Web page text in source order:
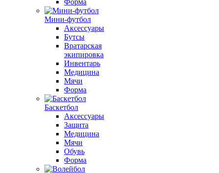
Форма
Мини-футбол
Аксессуары
Бутсы
Вратарская
экипировка
Инвентарь
Медицина
Мячи
Форма
Баскетбол
Аксессуары
Защита
Медицина
Мячи
Обувь
Форма